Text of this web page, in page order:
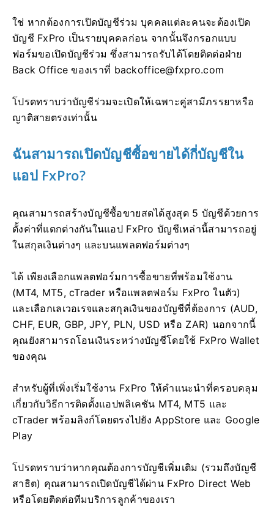
ใช่ หากต้องการเปิดบัญชีร่วม บุคคลแต่ละคนจะต้องเปิด
บัญชี FxPro เป็นรายบุคคลก่อน จากนั้นจึงกรอกแบบ
ฟอร์มขอเปิดบัญชีร่วม ซึ่งสามารถรับได้โดยติดต่อฝ่าย
Back Office ของเราที่ backoffice@fxpro.com
โปรดทราบว่าบัญชีร่วมจะเปิดให้เฉพาะคู่สามีภรรยาหรือ
ญาติสายตรงเท่านั้น
ฉันสามารถเปิดบัญชีซื้อขายได้กี่บัญชีใน
แอป FxPro?
คุณสามารถสร้างบัญชีซื้อขายสดได้สูงสุด 5 บัญชีด้วยการ
ตั้งค่าที่แตกต่างกันในแอป FxPro บัญชีเหล่านี้สามารถอยู่
ในสกุลเงินต่างๆ และบนแพลตฟอร์มต่างๆ
ได้ เพียงเลือกแพลตฟอร์มการซื้อขายที่พร้อมใช้งาน
(MT4, MT5, cTrader หรือแพลตฟอร์ม FxPro ในตัว)
และเลือกเลเวอเรจและสกุลเงินของบัญชีที่ต้องการ (AUD,
CHF, EUR, GBP, JPY, PLN, USD หรือ ZAR) นอกจากนี้
คุณยังสามารถโอนเงินระหว่างบัญชีโดยใช้ FxPro Wallet
ของคุณ
สำหรับผู้ที่เพิ่งเริ่มใช้งาน FxPro ให้คำแนะนำที่ครอบคลุม
เกี่ยวกับวิธีการติดตั้งแอปพลิเคชัน MT4, MT5 และ
cTrader พร้อมลิงก์โดยตรงไปยัง AppStore และ Google
Play
โปรดทราบว่าหากคุณต้องการบัญชีเพิ่มเติม (รวมถึงบัญชี
สาธิต) คุณสามารถเปิดบัญชีได้ผ่าน FxPro Direct Web
หรือโดยติดต่อทีมบริการลูกค้าของเรา